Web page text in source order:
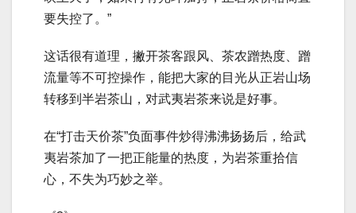
要失控了。”
这话很有道理，撇开茶客跟风、茶农蹭热度、蹭
流量等不可控操作，能把大家的目光从正岩山场
转移到半岩茶山，对武夷岩茶来说是好事。
在“打击天价茶”负面事件炒得沸沸扬扬后，给武
夷岩茶加了一把正能量的热度，为岩茶重拾信
心，不失为巧妙之举。